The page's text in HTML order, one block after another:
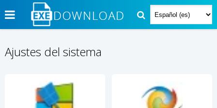
Ajustes del sistema